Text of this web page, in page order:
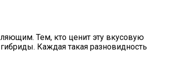
Тем, кто ценит эту вкусовую
Каждая такая разновидность